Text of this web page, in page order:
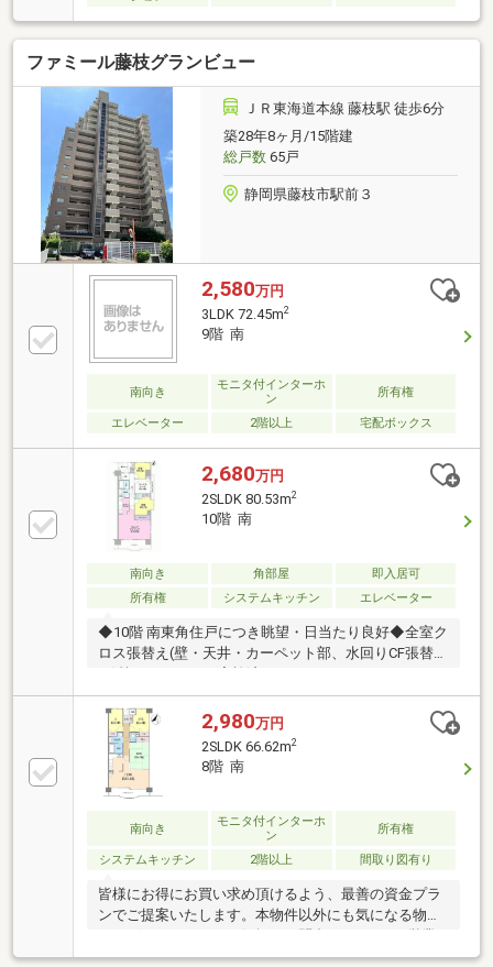
ファミール藤枝グランビュー
ＪＲ東海道本線 藤枝駅 徒歩6分
築28年8ヶ月/15階建
総戸数65戸
静岡県藤枝市駅前３
2,580万円
3LDK 72.45m2
9階 南
南向き
モニタ付インターホ
ン
所有権
エレベーター 2階以上 宅配ボックス
2,680万円
2SLDK 80.53m2
10階 南
南向き 角部屋
即入居可
所有権
システムキッチン エレベーター
◆10階 南東角住戸につき眺望・日当たり良好◆全室ク
ロス張替え(壁・天井・カーペット部、水回りCF張替
2,980万円
2SLDK 66.62m2
8階 南
南向き
モニタ付インターホ
ン
所有権
システムキッチン 2階以上 間取り図有り
皆様にお得にお買い求め頂けるよう、最善の資金プラ
ンでご提案いたします。本物件以外にも気になる物件
時間外のご内覧や、ご希望の場所へのお迎えも可能で